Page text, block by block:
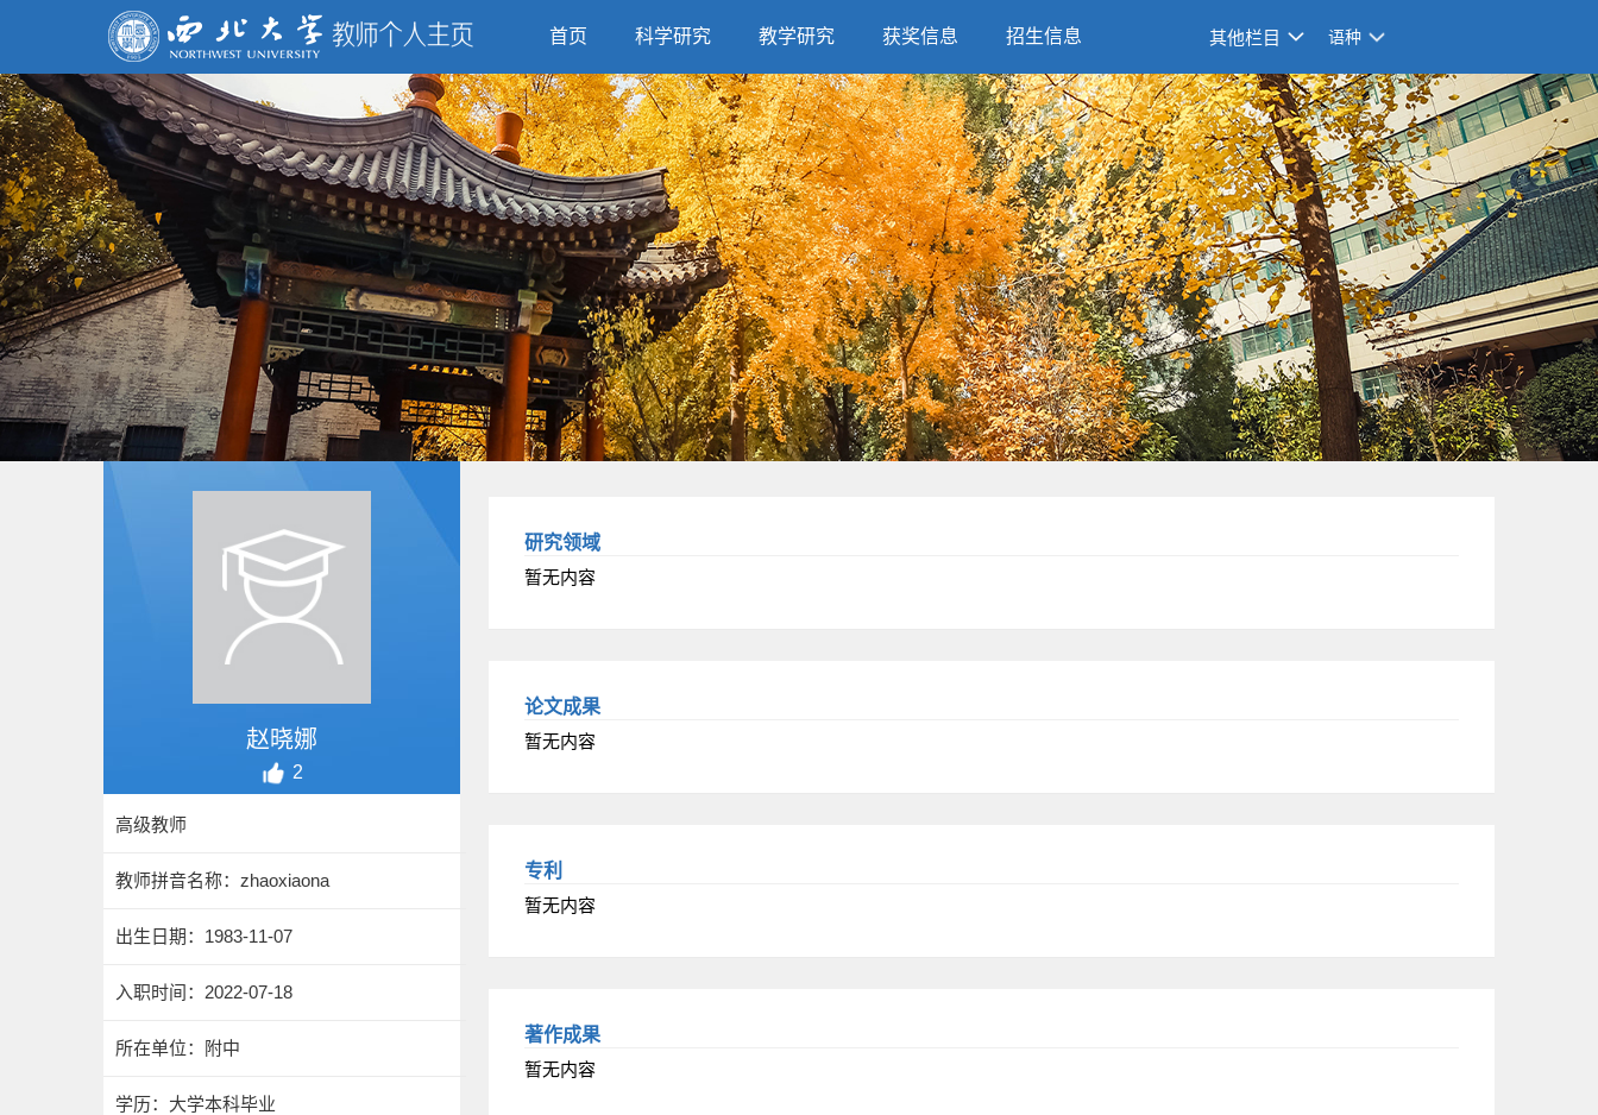
首页 科学研究 教学研究 获奖信息 招生信息 其他栏目 语种
赵晓娜
2
高级教师
教师拼音名称：zhaoxiaona
出生日期：1983-11-07
入职时间：2022-07-18
所在单位：附中
学历：大学本科毕业
研究领域
暂无内容
论文成果
暂无内容
专利
暂无内容
著作成果
暂无内容